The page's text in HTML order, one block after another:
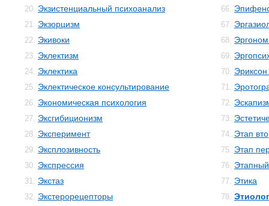
20. Экзистенциальный психоанализ
21. Экзорцизм
22. Экивоки
23. Эклектизм
24. Эклектика
25. Эклектическое консультирование
26. Экономическая психология
27. Эксгибиционизм
28. Эксперимент
29. Эксплозивность
30. Экспрессия
31. Экстаз
32. Экстерорецепторы
66.
67.
68.
69.
70.
71.
72.
73.
74. Этап
75. Этап
76.
77. Этика
78.